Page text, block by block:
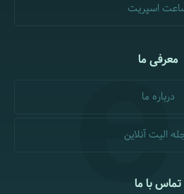
اسپریت
معرفی ما
درباره ما
الیت آنلاین
تماس با ما